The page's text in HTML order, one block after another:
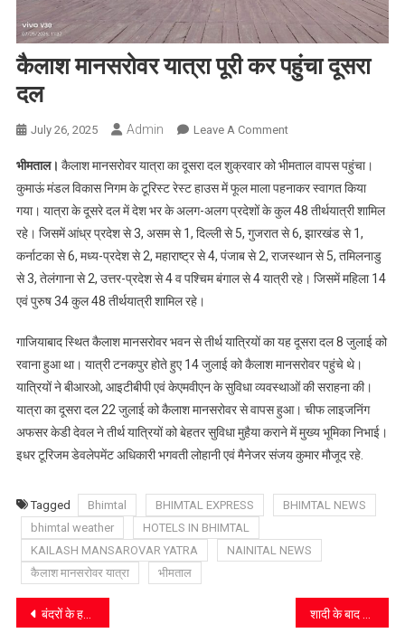
कैलाश मानसरोवर यात्रा पूरी कर पहुंचा दूसरा
दल
July 26, 2025 Admin Leave A CommentOn
मानसरोवर
यात्रा
पूरी
कर
पहुंचा
दूसरा
भीमताल। कैलाश मानसरोवर यात्रा का दूसरा दल शुक्रवार को भीमताल वापस पहुंचा।
कुमाऊं मंडल विकास निगम के टूरिस्ट रेस्ट हाउस में फूल माला पहनाकर स्वागत किया
गया। यात्रा के दूसरे दल में देश भर के अलग-अलग प्रदेशों के कुल 48 तीर्थयात्री शामिल
रहे। जिसमें आंध्र प्रदेश से 3, असम से 1, दिल्ली से 5, गुजरात से 6, झारखंड से 1,
कर्नाटका से 6, मध्य-प्रदेश से 2, महाराष्ट्र से 4, पंजाब से 2, राजस्थान से 5, तमिलनाडु
से 3, तेलंगाना से 2, उत्तर-प्रदेश से 4 व पश्चिम बंगाल से 4 यात्री रहे। जिसमें महिला 14
एवं पुरुष 34 कुल 48 तीर्थयात्री शामिल रहे।
गाजियाबाद स्थित कैलाश मानसरोवर भवन से तीर्थ यात्रियों का यह दूसरा दल 8 जुलाई को
रवाना हुआ था। यात्री टनकपुर होते हुए 14 जुलाई को कैलाश मानसरोवर पहुंचे थे।
यात्रियों ने बीआरओ, आइटीबीपी एवं केएमवीएन के सुविधा व्यवस्थाओं की सराहना की।
यात्रा का दूसरा दल 22 जुलाई को कैलाश मानसरोवर से वापस हुआ। चीफ लाइजनिंग
अफसर केडी देवल ने तीर्थ यात्रियों को बेहतर सुविधा मुहैया कराने में मुख्य भूमिका निभाई।
इधर टूरिजम डेवलेपमेंट अधिकारी भगवती लोहानी एवं मैनेजर संजय कुमार मौजूद रहे.
Tagged Bhimtal BHIMTAL EXPRESS
BHIMTAL NEWS
bhimtal weather
HOTELS IN BHIMTAL
KAILASH MANSAROVAR YATRA
NAINITAL NEWS
कैलाश मानसरोवर यात्रा
भीमताल
Post
बंदरों के हमले से घायल हुए पद्मश्री मठपाल